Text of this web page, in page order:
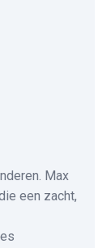
Max
een zacht,